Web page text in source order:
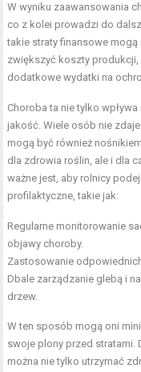
W wyniku zaawansowania
co z kolei prowadzi do
takie straty finansowe mogą
zwiększyć koszty
dodatkowe wydatki na
Choroba ta nie tylko
jakość. Wiele osób nie
mogą być również
dla zdrowia roślin, ale i dla
ważne jest, aby rolnicy
profilaktyczne, takie jak:
Regularne monitorowanie
objawy choroby.
Zastosowanie
Dbale zarządzanie glebą i
drzew.
W ten sposób mogą oni
swoje plony przed stratami.
można nie tylko utrzymać